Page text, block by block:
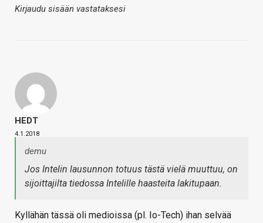
Kirjaudu sisään vastataksesi
HEDT
4.1.2018
demu
Jos Intelin lausunnon totuus tästä vielä muuttuu, on
sijoittajilta tiedossa Intelille haasteita lakitupaan.
Kyllähän tässä oli medioissa (pl. Io-Tech) ihan selvää